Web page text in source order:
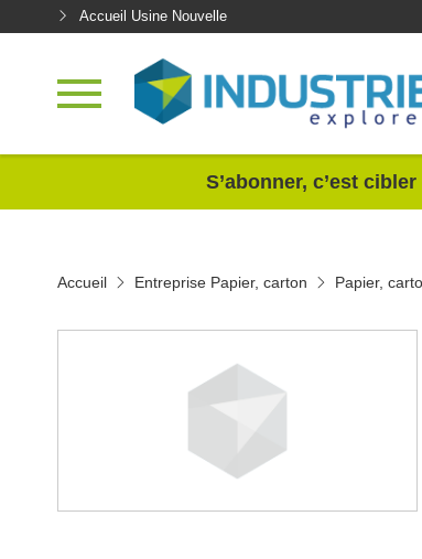
Accueil Usine Nouvelle
S’abonner, c’est
Accueil Entreprise Papier, carton Papier,